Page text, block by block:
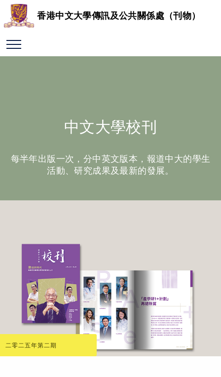
香港中文大學傳訊及公共關係處（刊物）
中文大學校刊
每半年出版一次，分中英文版本，報道中大的學生
活動、研究成果及最新的發展。
二零二五年第二期